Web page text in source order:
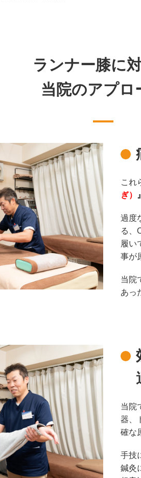
ランナー膝に
当院のアプロ
これ
ぎ）
』
過度
る、
履い
事が
当院
あっ
当院
器、
確な
手技
鍼灸